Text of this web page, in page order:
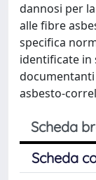
dannosi per
alle fibre
specifica
identificate in
asbesto-
Scheda
Scheda